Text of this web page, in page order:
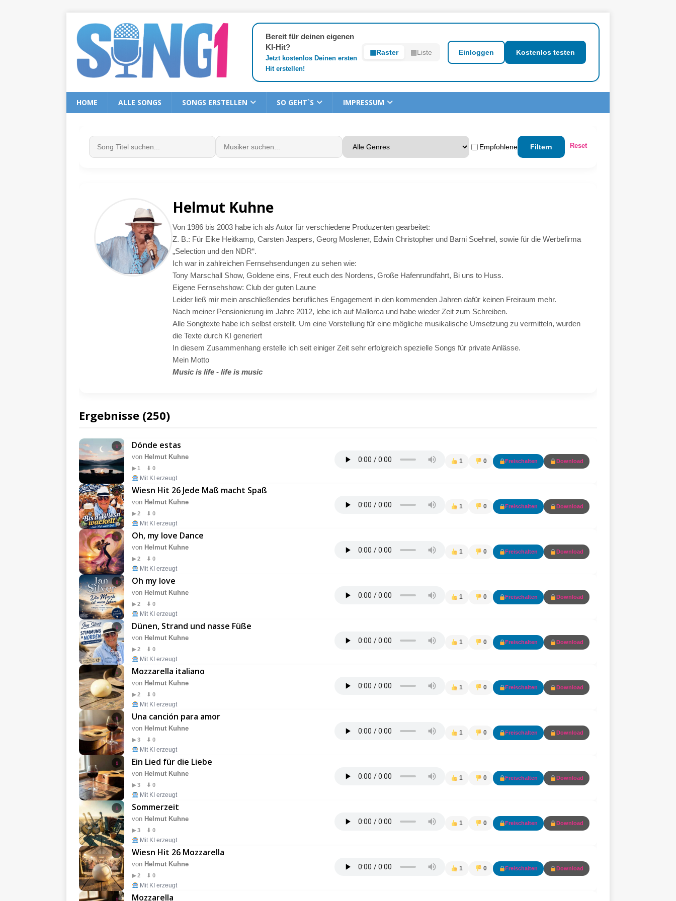
Bereit für deinen eigenen
KI-Hit?
Jetzt kostenlos Deinen ersten
Hit erstellen!
▦Raster ▤Liste Einloggen Kostenlos testen
HOME ALLE SONGS SONGS ERSTELLEN SO GEHT`S IMPRESSUM
Empfohlene Filtern Reset
Helmut Kuhne
Von 1986 bis 2003 habe ich als Autor für verschiedene Produzenten gearbeitet:
Z. B.: Für Eike Heitkamp, Carsten Jaspers, Georg Moslener, Edwin Christopher und Barni Soehnel, sowie für die Werbefirma
„Selection und den NDR“.
Ich war in zahlreichen Fernsehsendungen zu sehen wie:
Tony Marschall Show, Goldene eins, Freut euch des Nordens, Große Hafenrundfahrt, Bi uns to Huss.
Eigene Fernsehshow: Club der guten Laune
Leider ließ mir mein anschließendes berufliches Engagement in den kommenden Jahren dafür keinen Freiraum mehr.
Nach meiner Pensionierung im Jahre 2012, lebe ich auf Mallorca und habe wieder Zeit zum Schreiben.
Alle Songtexte habe ich selbst erstellt. Um eine Vorstellung für eine mögliche musikalische Umsetzung zu vermitteln, wurden
die Texte durch KI generiert
In diesem Zusammenhang erstelle ich seit einiger Zeit sehr erfolgreich spezielle Songs für private Anlässe.
Mein Motto
Music is life - life is music
Ergebnisse (250)
i Dónde estas
von Helmut Kuhne
▶ 1 ⬇ 0
Mit KI erzeugt
1 0 Freischalten Download
i Wiesn Hit 26 Jede Maß macht Spaß
von Helmut Kuhne
▶ 2 ⬇ 0
Mit KI erzeugt
1 0 Freischalten Download
i Oh, my love Dance
von Helmut Kuhne
▶ 2 ⬇ 0
Mit KI erzeugt
1 0 Freischalten Download
i Oh my love
von Helmut Kuhne
▶ 2 ⬇ 0
Mit KI erzeugt
1 0 Freischalten Download
i Dünen, Strand und nasse Füße
von Helmut Kuhne
▶ 2 ⬇ 0
Mit KI erzeugt
1 0 Freischalten Download
i Mozzarella italiano
von Helmut Kuhne
▶ 2 ⬇ 0
Mit KI erzeugt
1 0 Freischalten Download
i Una canción para amor
von Helmut Kuhne
▶ 3 ⬇ 0
Mit KI erzeugt
1 0 Freischalten Download
i Ein Lied für die Liebe
von Helmut Kuhne
▶ 3 ⬇ 0
Mit KI erzeugt
1 0 Freischalten Download
i Sommerzeit
von Helmut Kuhne
▶ 3 ⬇ 0
Mit KI erzeugt
1 0 Freischalten Download
i Wiesn Hit 26 Mozzarella
von Helmut Kuhne
▶ 2 ⬇ 0
Mit KI erzeugt
1 0 Freischalten Download
i Mozzarella